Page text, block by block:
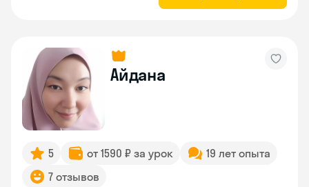
Айдана
5 от 1590 ₽ за урок
19 лет опыта
7 отзывов